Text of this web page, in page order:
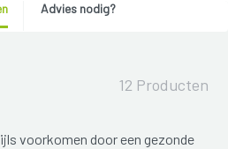
Advies nodig?
12 Producten
voorkomen door een gezonde